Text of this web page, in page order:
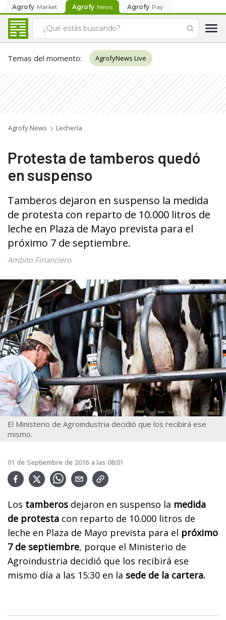
Agrofy Market Agrofy News Agrofy Pay
Temas del momento: AgrofyNews Live
Agrofy News Lechería
Protesta de tamberos quedó
en suspenso
Tamberos dejaron en suspenso la medida
de protesta con reparto de 10.000 litros de
leche en Plaza de Mayo prevista para el
próximo 7 de septiembre.
Ambito Financiero
El Ministerio de Agroindustria decidió que los recibirá ese
mismo.
01 de Septiembre de 2016 a las 08:01
Los tamberos dejaron en suspenso la medida
de protesta con reparto de 10.000 litros de
leche en Plaza de Mayo prevista para el próximo
7 de septiembre, porque el Ministerio de
Agroindustria decidió que los recibirá ese
mismo día a las 15:30 en la sede de la cartera.